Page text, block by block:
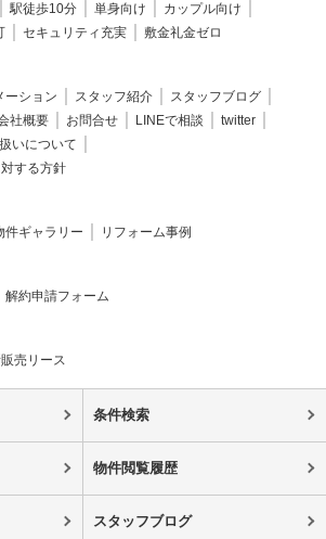
駅徒歩10分 単身向け
カップル向け
セキュリティ充実 敷金礼金ゼロ
ーション スタッフ紹介
スタッフブログ
社概要 お問合せ LINEで相談
twitter
いについて
する方針
件ギャラリー リフォーム事例
解約申請フォーム
売リース
条件検索
物件閲覧履歴
スタッフブログ